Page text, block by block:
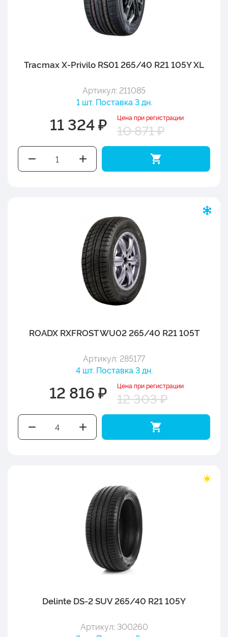
Tracmax X-Privilo RS01 265/40 R21 105Y XL
Артикул: 211085
1 шт. Поставка 3 дн.
11 324 ₽ Цена при регистрации
10 871 ₽
ROADX RXFROST WU02 265/40 R21 105T
Артикул: 285177
4 шт. Поставка 3 дн.
12 816 ₽ Цена при регистрации
12 303 ₽
Delinte DS-2 SUV 265/40 R21 105Y
Артикул: 300260